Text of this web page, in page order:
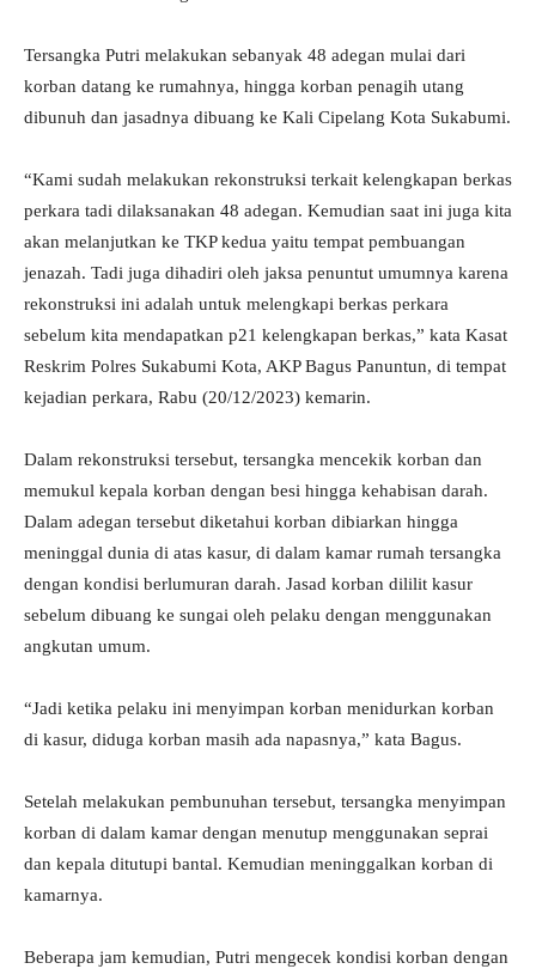
Tersangka Putri melakukan sebanyak 48 adegan mulai dari
korban datang ke rumahnya, hingga korban penagih utang
dibunuh dan jasadnya dibuang ke Kali Cipelang Kota Sukabumi.
“Kami sudah melakukan rekonstruksi terkait kelengkapan berkas
perkara tadi dilaksanakan 48 adegan. Kemudian saat ini juga kita
akan melanjutkan ke TKP kedua yaitu tempat pembuangan
jenazah. Tadi juga dihadiri oleh jaksa penuntut umumnya karena
rekonstruksi ini adalah untuk melengkapi berkas perkara
sebelum kita mendapatkan p21 kelengkapan berkas,” kata Kasat
Reskrim Polres Sukabumi Kota, AKP Bagus Panuntun, di tempat
kejadian perkara, Rabu (20/12/2023) kemarin.
Dalam rekonstruksi tersebut, tersangka mencekik korban dan
memukul kepala korban dengan besi hingga kehabisan darah.
Dalam adegan tersebut diketahui korban dibiarkan hingga
meninggal dunia di atas kasur, di dalam kamar rumah tersangka
dengan kondisi berlumuran darah. Jasad korban dililit kasur
sebelum dibuang ke sungai oleh pelaku dengan menggunakan
angkutan umum.
“Jadi ketika pelaku ini menyimpan korban menidurkan korban
di kasur, diduga korban masih ada napasnya,” kata Bagus.
Setelah melakukan pembunuhan tersebut, tersangka menyimpan
korban di dalam kamar dengan menutup menggunakan seprai
dan kepala ditutupi bantal. Kemudian meninggalkan korban di
kamarnya.
Beberapa jam kemudian, Putri mengecek kondisi korban dengan